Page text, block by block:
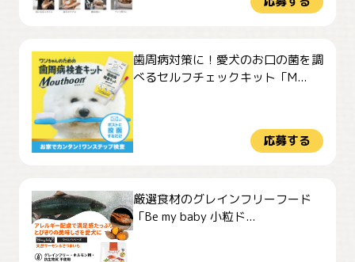
歯周病対策に！愛犬のお口の菌を調
べるセルフチェックキット「M...
応募する
厳選食材のグレインフリーフード
「Be my baby 小粒ド...